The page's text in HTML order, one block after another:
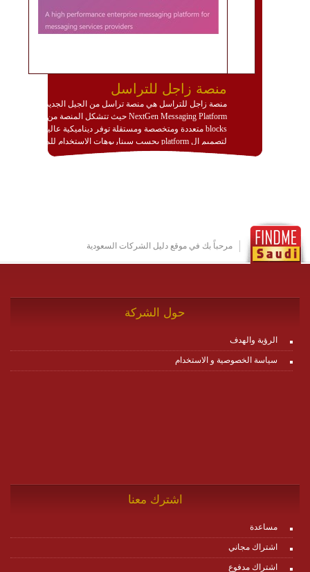
منصة زاجل للتراسل
منصة زاجل للتراسل هي منصة تراسل من الجيل الجديد
NextGen Messaging Platform حيث تتشكل المنصة من
blocks متعددة ومتخصصة ومستقلة توفر ديناميكية عالية
لتصميم ال platform بحسب سيناريوهات الاستخدام للمنصة
وتتوافق مع النشر والاستثمار ضمن بيئة استضافة dedicated
http://www.plutosms.com/zagel
مرحباً بك في موقع دليل الشركات السعودية
حول الشركة
الرؤية والهدف
سياسة الخصوصية و الاستخدام
اشترك معنا
مساعدة
اشتراك مجاني
اشتراك مدفوع